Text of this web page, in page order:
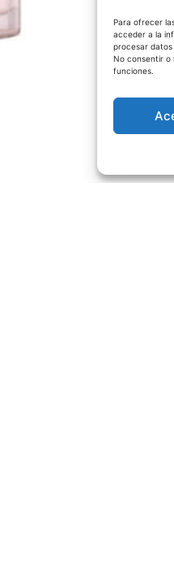
Para ofrecer
acceder a la
procesar
No consentir o
funciones.